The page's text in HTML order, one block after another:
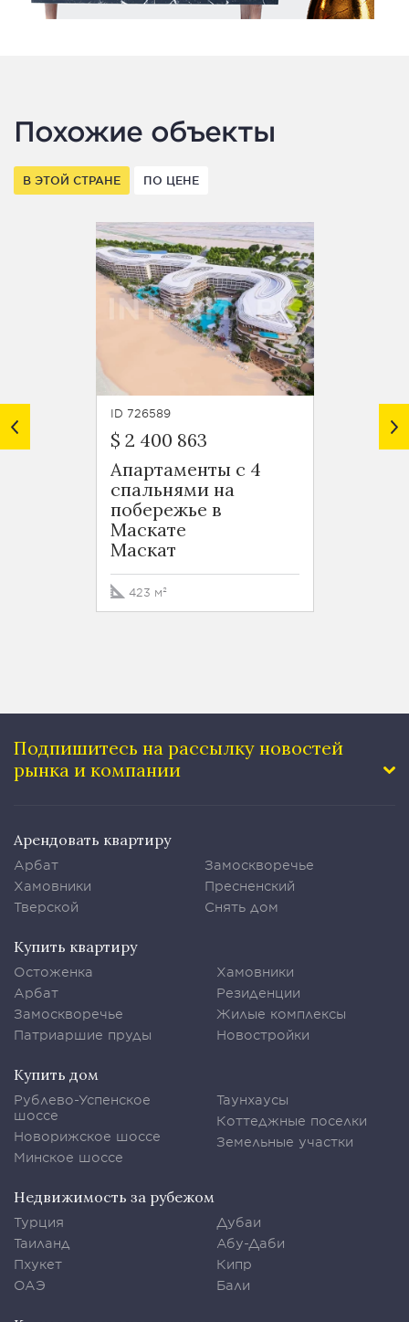
Похожие объекты
В ЭТОЙ СТРАНЕ ПО ЦЕНЕ
ID 726589
$ 2 400 863
Апартаменты с 4
спальнями на
побережье в
Маскате
Маскат
423 м²
$ 1
Подпишитесь на рассылку новостей
рынка и компании
Арендовать квартиру
Арбат
Хамовники
Тверской
Замоскворечье
Пресненский
Снять дом
Купить квартиру
Остоженка
Арбат
Замоскворечье
Патриаршие пруды
Хамовники
Резиденции
Жилые комплексы
Новостройки
Купить дом
Рублево-Успенское
шоссе
Новорижское шоссе
Минское шоссе
Таунхаусы
Коттеджные поселки
Земельные участки
Недвижимость за рубежом
Турция
Таиланд
Пхукет
ОАЭ
Дубаи
Абу-Даби
Кипр
Бали